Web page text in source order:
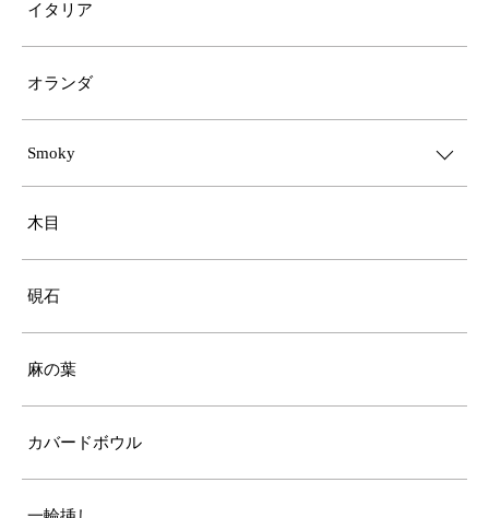
イタリア
オランダ
Smoky
木目
硯石
麻の葉
カバードボウル